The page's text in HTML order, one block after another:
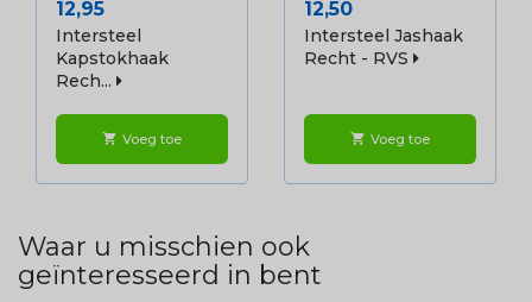
Prijs
12,95
Intersteel
Kapstokhaak
Rech...
shopping_cart Voeg toe
Prijs
12,50
Intersteel Jashaak
Recht - RVS
shopping_cart Voeg toe
Waar u misschien ook
geïnteresseerd in bent